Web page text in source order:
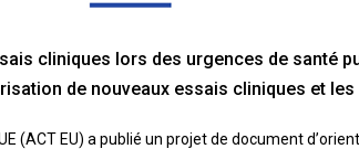
cliniques lors des urgences de santé
de nouveaux essais cliniques et
(ACT EU) a publié un projet de document